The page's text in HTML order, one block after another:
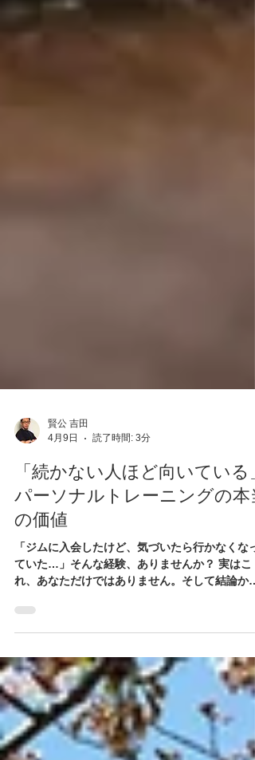
賢公 吉田
4月9日
読了時間: 3分
「続かない人ほど向いている
パーソナルトレーニングの本
の価値
「ジムに入会したけど、気づいたら行かなくなっ
言うと―― 👉 続かない人ほど、パーソナルトレ
続かないのか？ 多くの人が「自分は意志が弱い
と思いがちですが、それは 間違い です。 ✔ 仕事
で疲れている ✔ 今日はやらなくても誰にも何も
われない ✔ 行く理由より、行かない理由が勝つ
👉つまり “やらなくても成立する環境”にいるか
続かないだけです。 ★続けられる人の正体★ で